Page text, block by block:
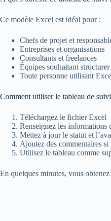
Ce modèle Excel est idéal pour :
Chefs de projet et
Entreprises et organisations
Consultants et freelances
Équipes souhaitant
Toute personne utilisant
Comment utiliser le tableau de
Téléchargez le fichier Excel
Renseignez les informations
Mettez à jour le statut et
Ajoutez des commentaires si
Utilisez le tableau comme
En quelques minutes, vous